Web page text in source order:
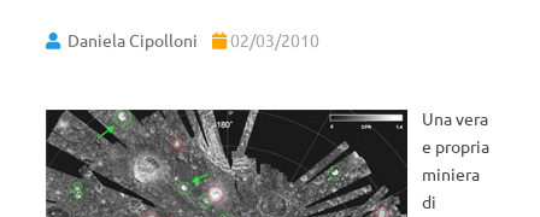
Daniela Cipolloni 02/03/2010
Una vera
e propria
miniera
di